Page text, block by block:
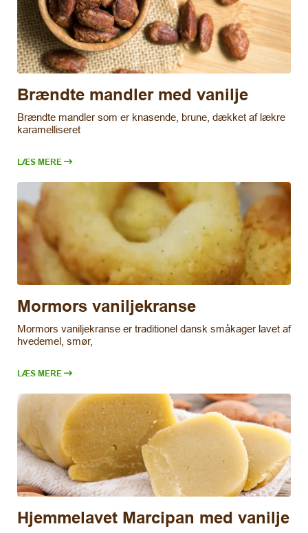
Brændte mandler med vanilje
Brændte mandler som er knasende, brune, dækket af lækre
karamelliseret
LÆS MERE
Mormors vaniljekranse
Mormors vaniljekranse er traditionel dansk småkager lavet af
hvedemel, smør,
LÆS MERE
Hjemmelavet Marcipan med vanilje